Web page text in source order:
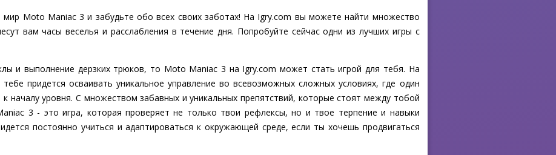
Moto Maniac 3 и забудьте обо всех своих заботах! На Igry.com вы можете найти множество
вам часы веселья и расслабления в течение дня. Попробуйте сейчас одни из лучших игры с
и выполнение дерзких трюков, то Moto Maniac 3 на Igry.com может стать игрой для тебя. На
придется осваивать уникальное управление во всевозможных сложных условиях, где один
началу уровня. С множеством забавных и уникальных препятствий, которые стоят между тобой
3 - это игра, которая проверяет не только твои рефлексы, но и твое терпение и навыки
постоянно учиться и адаптироваться к окружающей среде, если ты хочешь продвигаться